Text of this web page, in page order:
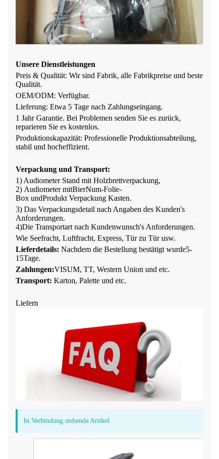
Unsere Dienstleistungen
Preis & Qualität: Wir sind Fabrik, alle Fabrikpreise und beste
Qualität.
OEM/ODM: Verfügbar.
Lieferung: Etwa 5 Tage nach Zahlungseingang.
1 Jahr Garantie. Bei Problemen senden Sie es zurück,
reparieren Sie es kostenlos.
Produktionskapazität: Professionelle Produktionsabteilung,
stabil und hocheffizient.
Verpackung und Transport:
1) AudiometerStand mit Holzbrettverpackung,
2) Audiometer mitBierNum-Folie-
Box undProdukt Verpackung Kasten.
3) Das Verpackungsdetail nach Angaben des Kunden's
Anforderungen.
4)Die Transportart nach Kundenwunsch's Anforderungen.
Wie Seefracht, Luftfracht, Express, Tür zu Tür usw.
Lieferdetails: Nachdem die Bestellung bestätigt wurde5-
15Tage.
Zahlungen:VISUM, TT, Western Union und etc.
Transport: Karton, Palette und etc.
Liefern
In Verbindung stehende Artikel